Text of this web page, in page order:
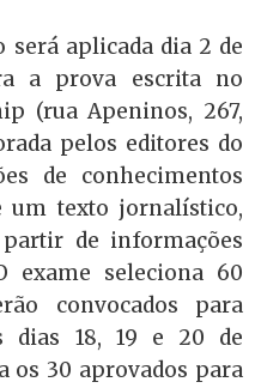
será aplicada dia 2 de
a prova escrita no
(rua Apeninos, 267,
pelos editores do
de conhecimentos
um texto jornalístico,
de informações
exame seleciona 60
convocados para
dias 18, 19 e 20 de
os 30 aprovados para